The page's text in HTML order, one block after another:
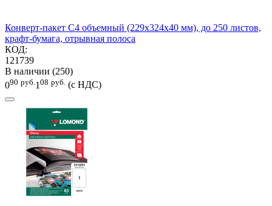
Конверт-пакет С4 объемный (229х324х40 мм), до 250 листов,
крафт-бумага, отрывная полоса
КОД:
121739
В наличии (250)
090 руб. 1 08 руб. (с НДС)